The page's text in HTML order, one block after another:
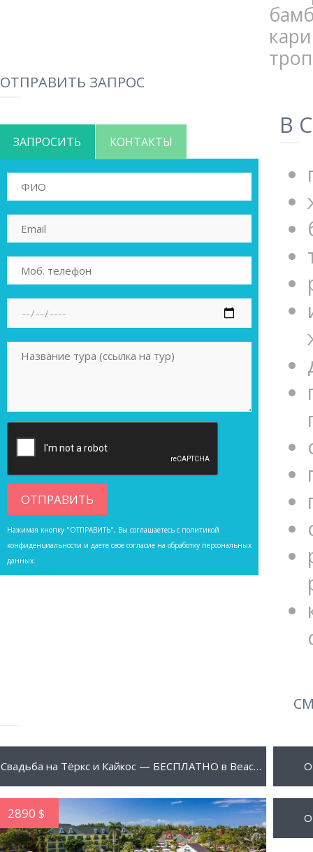
ОТПРАВИТЬ ЗАПРОС
ЗАПРОСИТЬ КОНТАКТЫ
Нажимая кнопку "ОТПРАВИТЬ", Вы соглашаетесь с политикой
конфиденциальности и даете свое согласие на обработку персональных
данных.
В
0 $ ПОДРОБНЕЕ Свадьба на Тёркс и Кайкос — БЕСПЛАТНО в Beaches Turks & Caicos (Sandals) 999
2890 $